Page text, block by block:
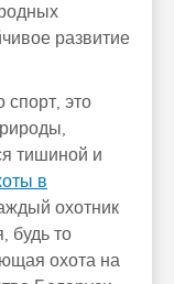
развитие
спорт, это
тишиной и
в
охотник
будь то
охота на